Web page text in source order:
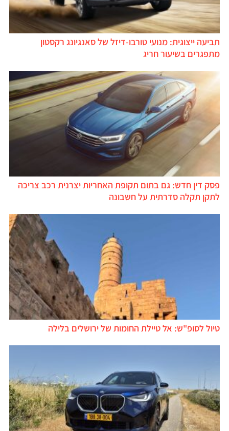
תביעה ייצוגית: מנועי טורבו-דיזל של סאנגיונג רקסטון
מתפגרים בשיעור חריג
פסק דין חדש: גם בתום תקופת האחריות יצרנית רכב צריכה
לתקן תקלה סדרתית על חשבונה
טיול לסופ"ש: אל טיילת החומות של ירושלים בלילה